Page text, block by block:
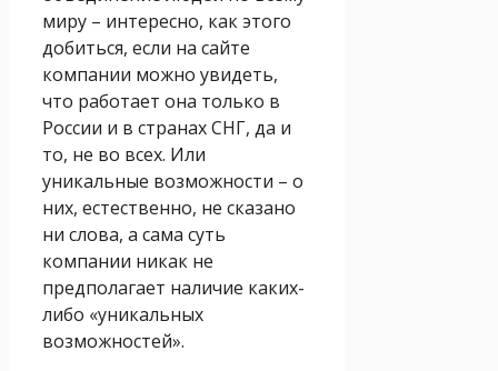
миру – интересно, как этого
добиться, если на сайте
компании можно увидеть,
что работает она только в
России и в странах СНГ, да и
то, не во всех. Или
уникальные возможности – о
них, естественно, не сказано
ни слова, а сама суть
компании никак не
предполагает наличие каких-
либо «уникальных
возможностей».